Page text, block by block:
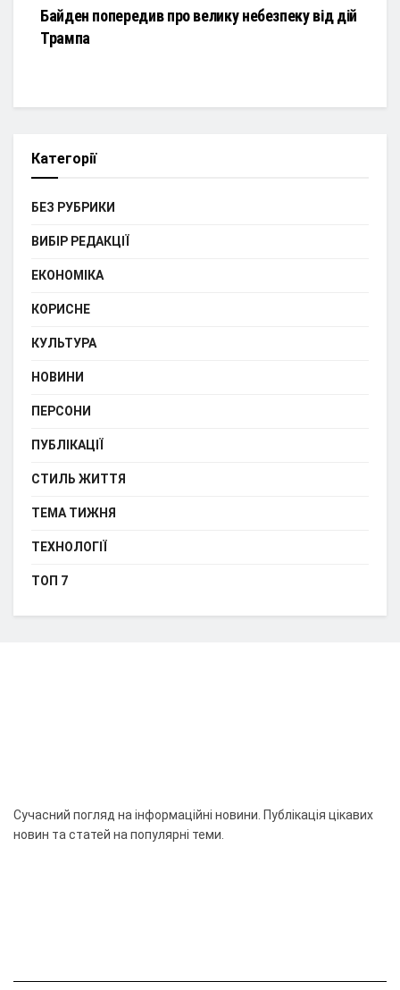
Байден попередив про велику небезпеку від дій
Трампа
Категорії
БЕЗ РУБРИКИ
ВИБІР РЕДАКЦІЇ
ЕКОНОМІКА
КОРИСНЕ
КУЛЬТУРА
НОВИНИ
ПЕРСОНИ
ПУБЛІКАЦІЇ
СТИЛЬ ЖИТТЯ
ТЕМА ТИЖНЯ
ТЕХНОЛОГІЇ
ТОП 7
Сучасний погляд на інформаційні новини. Публікація цікавих
новин та статей на популярні теми.